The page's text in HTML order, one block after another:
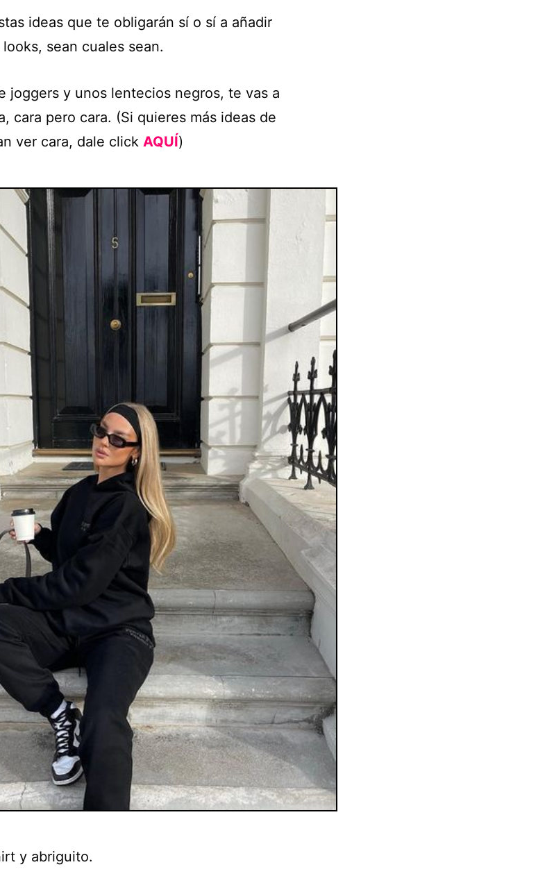
ideas que te obligarán sí o sí a añadir
sean cuales sean.
joggers y unos lentecios negros, te vas a
cara pero cara. (Si quieres más ideas de
ver cara, dale click AQUÍ)
y abriguito.